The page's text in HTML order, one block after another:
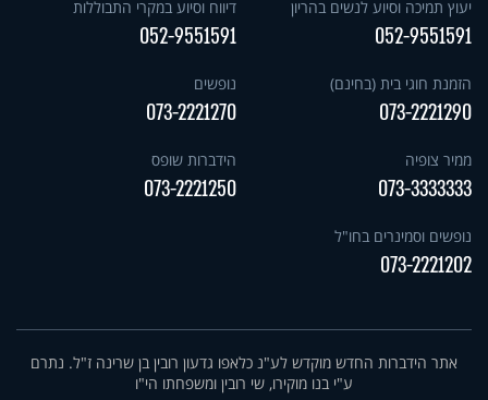
יעוץ תמיכה וסיוע לנשים בהריון
052-9551591
דיווח וסיוע במקרי התבוללות
052-9551591
הזמנת חוגי בית (בחינם)
073-2221290
נופשים
073-2221270
ממיר צופיה
073-3333333
הידברות שופס
073-2221250
נופשים וסמינרים בחו"ל
073-2221202
אתר הידברות החדש מוקדש לע"נ כלאפו גדעון רובין בן שרינה ז"ל. נתרם
ע"י בנו מוקירו, שי רובין ומשפחתו הי"ו